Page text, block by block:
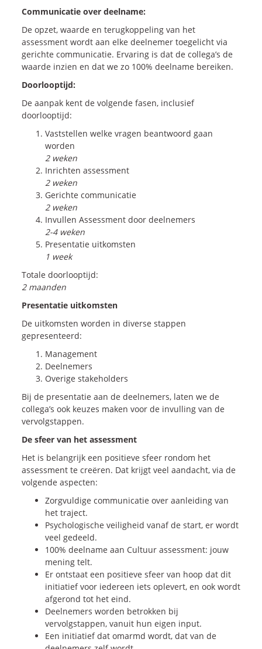
Communicatie over deelname:
De opzet, waarde en terugkoppeling van het
assessment wordt aan elke deelnemer toegelicht via
gerichte communicatie. Ervaring is dat de collega’s de
waarde inzien en dat we zo 100% deelname bereiken.
Doorlooptijd:
De aanpak kent de volgende fasen, inclusief
doorlooptijd:
Vaststellen welke vragen beantwoord gaan
worden
2 weken
Inrichten assessment
2 weken
Gerichte communicatie
2 weken
Invullen Assessment door deelnemers
2-4 weken
Presentatie uitkomsten
1 week
Totale doorlooptijd:
2 maanden
Presentatie uitkomsten
De uitkomsten worden in diverse stappen
gepresenteerd:
Management
Deelnemers
Overige stakeholders
Bij de presentatie aan de deelnemers, laten we de
collega’s ook keuzes maken voor de invulling van de
vervolgstappen.
De sfeer van het assessment
Het is belangrijk een positieve sfeer rondom het
assessment te creëren. Dat krijgt veel aandacht, via de
volgende aspecten:
Zorgvuldige communicatie over aanleiding van
het traject.
Psychologische veiligheid vanaf de start, er wordt
veel gedeeld.
100% deelname aan Cultuur assessment: jouw
mening telt.
Er ontstaat een positieve sfeer van hoop dat dit
initiatief voor iedereen iets oplevert, en ook wordt
afgerond tot het eind.
Deelnemers worden betrokken bij
vervolgstappen, vanuit hun eigen input.
Een initiatief dat omarmd wordt, dat van de